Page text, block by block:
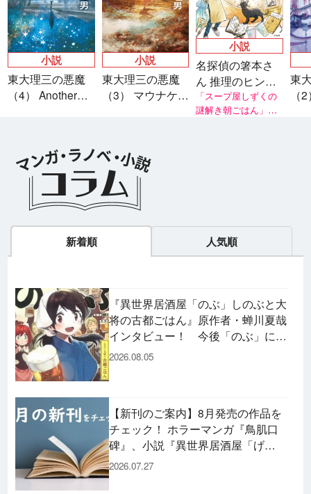
小説
東大理三の悪魔
（4） Another
小説
東大理三の悪魔
（3） マウナケ
小説
名探偵の箸本さ
ん 推理のヒント
は夫のお弁当
「スープ屋しずくの
謎解き朝ごはん」シ
東
（
新着順 人気順
『異世界居酒屋「のぶ」しのぶと大
将の古都ごはん』原作者・蝉川夏哉
インタビュー！ 今後「のぶ」に登
場するメニューは……!?
2026.08.05
【新刊のご案内】8月発売の作品を
チェック！ ホラーマンガ『鳥肌口
碑』、小説『異世界居酒屋「げ
ん」』、文庫『カエル男 完結編』
などずらり！
2026.07.27